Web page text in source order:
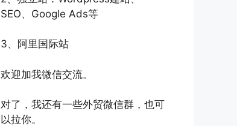
SEO、Google Ads等
3、阿里国际站
欢迎加我微信交流。
对了，我还有一些外贸微信群，也可
以拉你。